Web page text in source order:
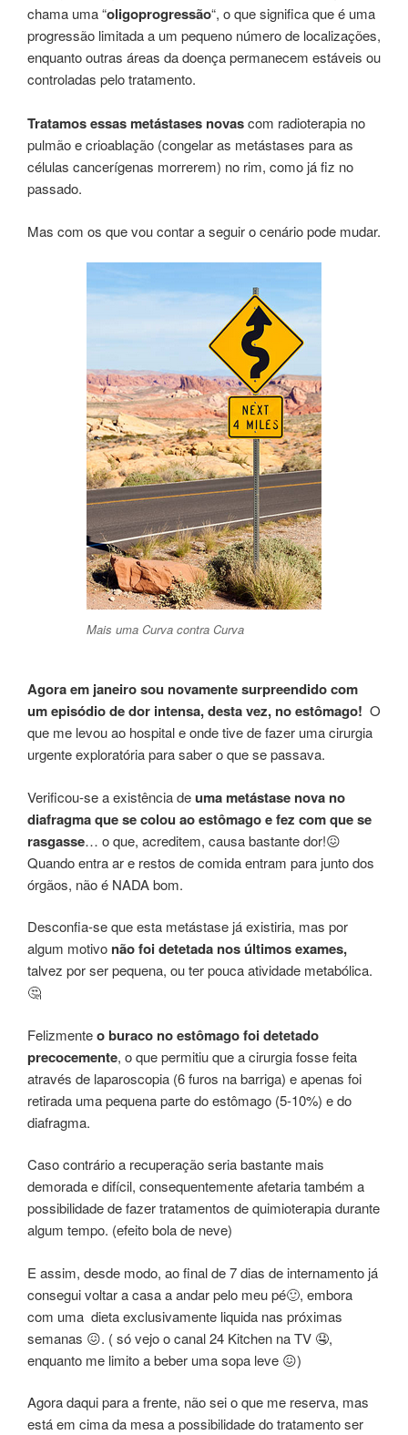
chama uma “oligoprogressão“, o que significa que é uma
progressão limitada a um pequeno número de localizações,
enquanto outras áreas da doença permanecem estáveis ou
controladas pelo tratamento.
Tratamos essas metástases novascom radioterapia no
pulmão e crioablação (congelar as metástases para as
células cancerígenas morrerem) no rim, como já fiz no
passado.
Mas com os que vou contar a seguir o cenário pode mudar.
Mais uma Curva contra Curva
Agora em janeiro sou novamente surpreendido com
um episódio de dor intensa, desta vez, no estômago! O
que me levou ao hospital e onde tive de fazer uma cirurgia
urgente exploratória para saber o que se passava.
Verificou-se a existência deuma metástase nova no
diafragma que se colou ao estômago e fez com quese
rasgasse… o que, acreditem, causa bastante dor!😖
Quando entra ar e restos de comida entram para junto dos
órgãos, não é NADA bom.
Desconfia-se que esta metástase já existiria, mas por
algum motivo não foi detetada nos últimos exames,
talvez por ser pequena, ou ter pouca atividade metabólica.
🤔
Felizmenteo buraco no estômago foi detetado
precocemente, o que permitiu que a cirurgia fosse feita
através de laparoscopia (6 furos na barriga) e apenas foi
retirada uma pequena parte do estômago (5-10%) e do
diafragma.
Caso contrário a recuperação seria bastante mais
demorada e difícil, consequentemente afetaria também a
possibilidade de fazer tratamentos de quimioterapia durante
algum tempo. (efeito bola de neve)
E assim, desde modo, ao final de 7 dias de internamento já
consegui voltar a casa a andar pelo meu pé🙂, embora
com uma dieta exclusivamente liquida nas próximas
semanas 😖. ( só vejo o canal 24 Kitchen na TV 🤤,
enquanto me limito a beber uma sopa leve 😖)
Agora daqui para a frente, não sei o que me reserva, mas
está em cima da mesa a possibilidade do tratamento ser